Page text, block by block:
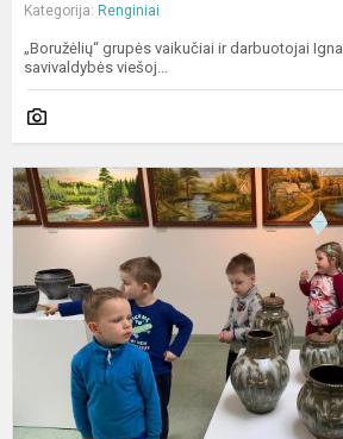
Kategorija: Renginiai
„Boružėlių“ grupės vaikučiai ir darbuotojai
savivaldybės viešoj...